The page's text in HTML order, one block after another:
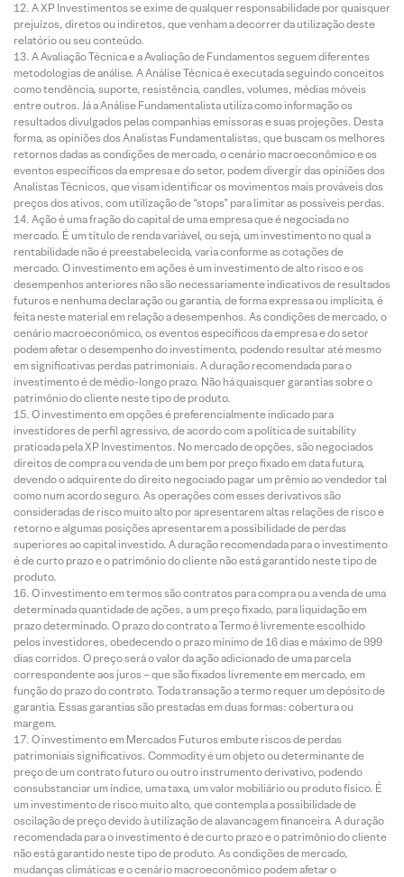
A XP Investimentos se exime de qualquer responsabilidade por quaisquer
prejuízos, diretos ou indiretos, que venham a decorrer da utilização deste
relatório ou seu conteúdo.
A Avaliação Técnica e a Avaliação de Fundamentos seguem diferentes
metodologias de análise. A Análise Técnica é executada seguindo conceitos
como tendência, suporte, resistência, candles, volumes, médias móveis
entre outros. Já a Análise Fundamentalista utiliza como informação os
resultados divulgados pelas companhias emissoras e suas projeções. Desta
forma, as opiniões dos Analistas Fundamentalistas, que buscam os melhores
retornos dadas as condições de mercado, o cenário macroeconômico e os
eventos específicos da empresa e do setor, podem divergir das opiniões dos
Analistas Técnicos, que visam identificar os movimentos mais prováveis dos
preços dos ativos, com utilização de “stops” para limitar as possíveis perdas.
Ação é uma fração do capital de uma empresa que é negociada no
mercado. É um título de renda variável, ou seja, um investimento no qual a
rentabilidade não é preestabelecida, varia conforme as cotações de
mercado. O investimento em ações é um investimento de alto risco e os
desempenhos anteriores não são necessariamente indicativos de resultados
futuros e nenhuma declaração ou garantia, de forma expressa ou implícita, é
feita neste material em relação a desempenhos. As condições de mercado, o
cenário macroeconômico, os eventos específicos da empresa e do setor
podem afetar o desempenho do investimento, podendo resultar até mesmo
em significativas perdas patrimoniais. A duração recomendada para o
investimento é de médio-longo prazo. Não há quaisquer garantias sobre o
patrimônio do cliente neste tipo de produto.
O investimento em opções é preferencialmente indicado para
investidores de perfil agressivo, de acordo com a política de suitability
praticada pela XP Investimentos. No mercado de opções, são negociados
direitos de compra ou venda de um bem por preço fixado em data futura,
devendo o adquirente do direito negociado pagar um prêmio ao vendedor tal
como num acordo seguro. As operações com esses derivativos são
consideradas de risco muito alto por apresentarem altas relações de risco e
retorno e algumas posições apresentarem a possibilidade de perdas
superiores ao capital investido. A duração recomendada para o investimento
é de curto prazo e o patrimônio do cliente não está garantido neste tipo de
produto.
O investimento em termos são contratos para compra ou a venda de uma
determinada quantidade de ações, a um preço fixado, para liquidação em
prazo determinado. O prazo do contrato a Termo é livremente escolhido
pelos investidores, obedecendo o prazo mínimo de 16 dias e máximo de 999
dias corridos. O preço será o valor da ação adicionado de uma parcela
correspondente aos juros – que são fixados livremente em mercado, em
função do prazo do contrato. Toda transação a termo requer um depósito de
garantia. Essas garantias são prestadas em duas formas: cobertura ou
margem.
O investimento em Mercados Futuros embute riscos de perdas
patrimoniais significativos. Commodity é um objeto ou determinante de
preço de um contrato futuro ou outro instrumento derivativo, podendo
consubstanciar um índice, uma taxa, um valor mobiliário ou produto físico. É
um investimento de risco muito alto, que contempla a possibilidade de
oscilação de preço devido à utilização de alavancagem financeira. A duração
recomendada para o investimento é de curto prazo e o patrimônio do cliente
não está garantido neste tipo de produto. As condições de mercado,
mudanças climáticas e o cenário macroeconômico podem afetar o